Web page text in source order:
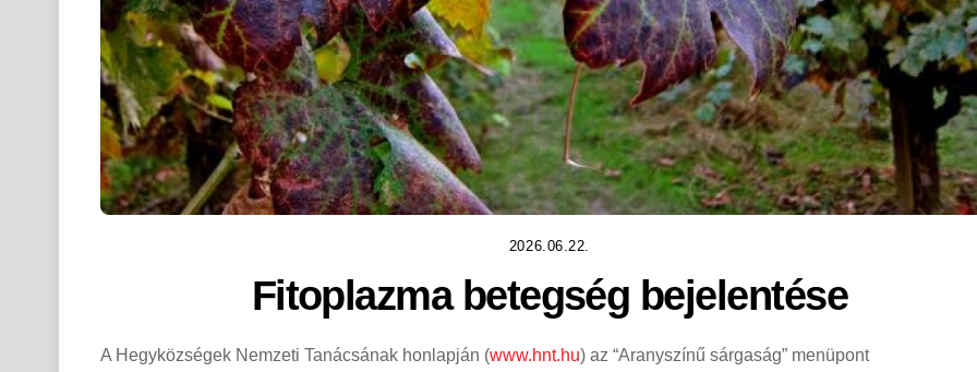
2026.06.22.
Fitoplazma betegség bejelentése
A Hegyközségek Nemzeti Tanácsának honlapján (www.hnt.hu) az “Aranyszínű sárgaság” menüpont